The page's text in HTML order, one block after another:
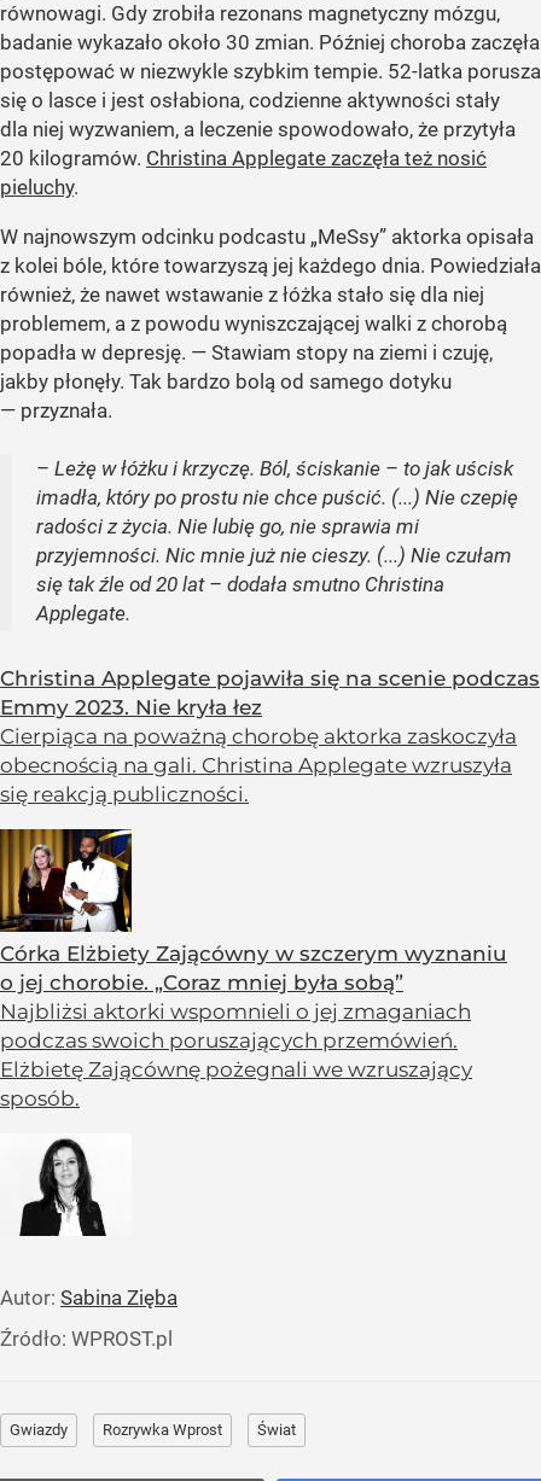
równowagi. Gdy zrobiła rezonans magnetyczny mózgu,
badanie wykazało około 30 zmian. Później choroba zaczęła
postępować w niezwykle szybkim tempie. 52-latka porusza
się o lasce i jest osłabiona, codzienne aktywności stały
dla niej wyzwaniem, a leczenie spowodowało, że przytyła
20 kilogramów. Christina Applegate zaczęła też nosić
pieluchy.
W najnowszym odcinku podcastu „MeSsy” aktorka opisała
z kolei bóle, które towarzyszą jej każdego dnia. Powiedziała
również, że nawet wstawanie z łóżka stało się dla niej
problemem, a z powodu wyniszczającej walki z chorobą
popadła w depresję. — Stawiam stopy na ziemi i czuję,
jakby płonęły. Tak bardzo bolą od samego dotyku
— przyznała.
– Leżę w łóżku i krzyczę. Ból, ściskanie – to jak uścisk
imadła, który po prostu nie chce puścić. (...) Nie czepię
radości z życia. Nie lubię go, nie sprawia mi
przyjemności. Nic mnie już nie cieszy. (...) Nie czułam
się tak źle od 20 lat – dodała smutno Christina
Applegate.
Christina Applegate pojawiła się na scenie podczas
Emmy 2023. Nie kryła łez
Cierpiąca na poważną chorobę aktorka zaskoczyła
obecnością na gali. Christina Applegate wzruszyła
się reakcją publiczności.
Córka Elżbiety Zającówny w szczerym wyznaniu
o jej chorobie. „Coraz mniej była sobą”
Najbliżsi aktorki wspomnieli o jej zmaganiach
podczas swoich poruszających przemówień.
Elżbietę Zającównę pożegnali we wzruszający
sposób.
Autor: Sabina Zięba
Źródło: WPROST.pl
Gwiazdy Rozrywka Wprost Świat